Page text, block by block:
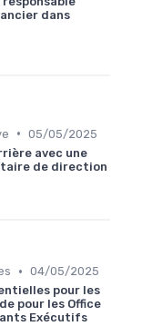
dans
• 05/05/2025
avec une
de direction
• 04/05/2025
pour les
pour les Office
Exécutifs